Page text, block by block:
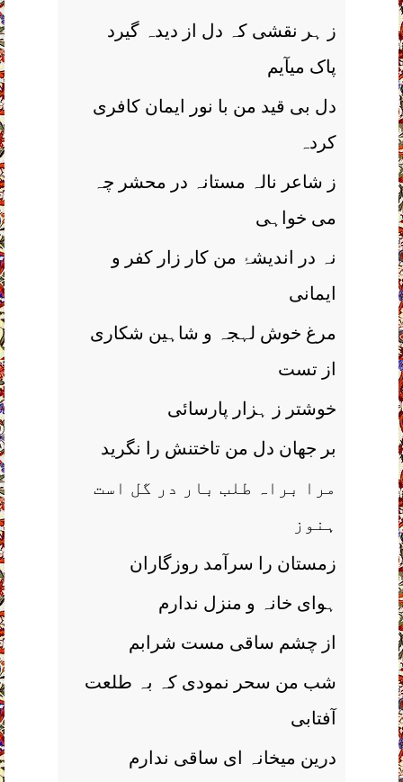
ز ہر نقشی کہ دل از دیدہ گیرد
پاک میآیم
دل بی قید من با نور ایمان کافری
کردہ
ز شاعر نالہ مستانہ در محشر چہ
می خواہی
نہ در اندیشۂ من کار زار کفر و
ایمانی
مرغ خوش لہجہ و شاہین شکاری
از تست
خوشتر ز ہزار پارسائی
بر جھان دل من تاختنش را نگرید
مرا براہ طلب بار در گل است
ہنوز
زمستان را سرآمد روزگاران
ہوای خانہ و منزل ندارم
از چشم ساقی مست شرابم
شب من سحر نمودی کہ بہ طلعت
آفتابی
درین میخانہ ای ساقی ندارم